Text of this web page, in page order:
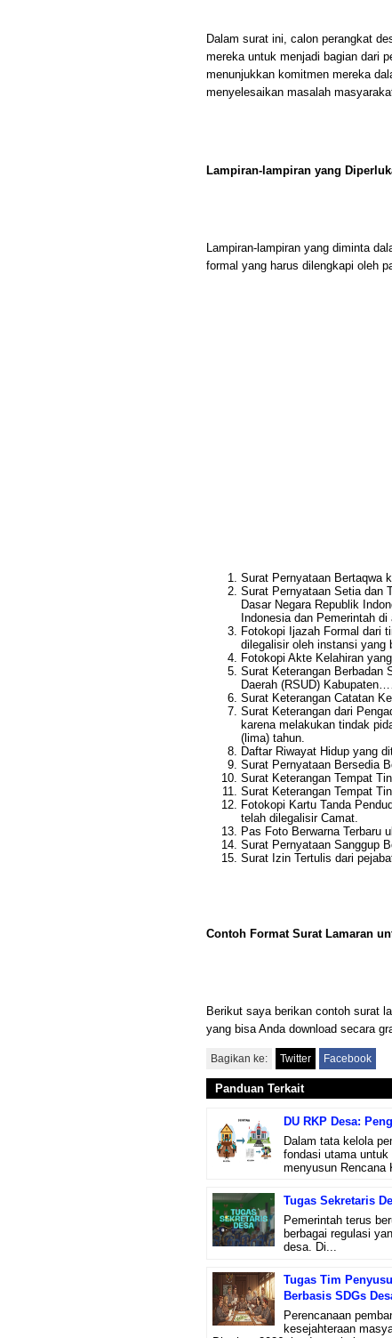
Dalam surat ini, calon perangkat
mereka untuk menjadi bagian dari
menunjukkan komitmen mereka
menyelesaikan masalah
Lampiran-lampiran yang
Lampiran-lampiran yang diminta
formal yang harus dilengkapi oleh
Surat Pernyataan Bertaqwa
Surat Pernyataan Setia dan
Dasar Negara Republik
Indonesia dan Pemerintah
Fotokopi Ijazah Formal dari
dilegalisir oleh instansi yang
Fotokopi Akte Kelahiran
Surat Keterangan Berbadan
Daerah (RSUD)
Surat Keterangan Catatan
Surat Keterangan dari
karena melakukan tindak
(lima) tahun.
Daftar Riwayat Hidup yang
Surat Pernyataan Bersedia
Surat Keterangan Tempat
Surat Keterangan Tempat
Fotokopi Kartu Tanda
telah dilegalisir Camat.
Pas Foto Berwarna Terbaru
Surat Pernyataan Sanggup
Surat Izin Tertulis dari
Contoh Format Surat Lamaran
Berikut saya berikan contoh surat
yang bisa Anda download secara
Bagikan ke: Twitter Facebook
Panduan Terkait
DU RKP Desa:
Dalam tata kelola
fondasi utama
menyusun Rencana
Tugas Sekretaris
Pemerintah terus
berbagai regulasi
desa. Di...
Tugas Tim
Berbasis SDGs
Perencanaan
kesejahteraan